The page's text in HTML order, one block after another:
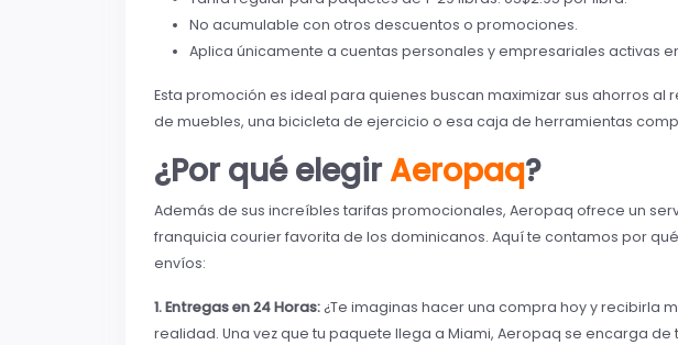
No acumulable con otros descuentos o promociones.
Aplica únicamente a cuentas personales y empresariales activas
Esta promoción es ideal para quienes buscan maximizar sus ahorros al
de muebles, una bicicleta de ejercicio o esa caja de herramientas
¿Por qué elegirAeropaq?
Además de sus increíbles tarifas promocionales, Aeropaq ofrece un
franquicia courier favorita de los dominicanos. Aquí te contamos por
envíos:
1. Entregas en 24 Horas: ¿Te imaginas hacer una compra hoy y recibirla
realidad. Una vez que tu paquete llega a Miami, Aeropaq se encarga